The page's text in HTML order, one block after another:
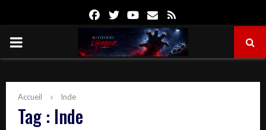
FacebookTwitterYoutube
Email
PRIMARY
Accueil Inde
Tag : Inde